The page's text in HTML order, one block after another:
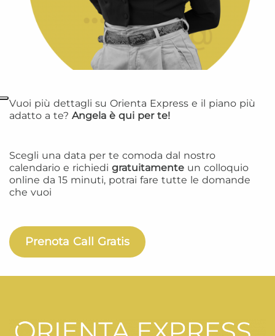
Vuoi più dettagli su Orienta Express e il piano più
adatto a te? Angela è qui per te!
Scegli una data per te comoda dal nostro
calendario e richiedi gratuitamente un colloquio
online da 15 minuti, potrai fare tutte le domande
che vuoi
Prenota Call Gratis